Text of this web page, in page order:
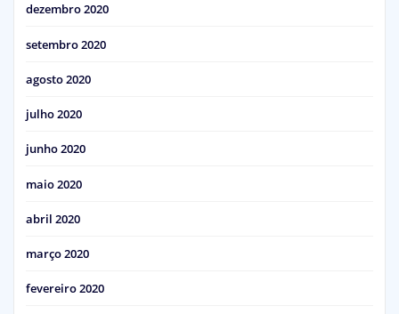
dezembro 2020
setembro 2020
agosto 2020
julho 2020
junho 2020
maio 2020
abril 2020
março 2020
fevereiro 2020